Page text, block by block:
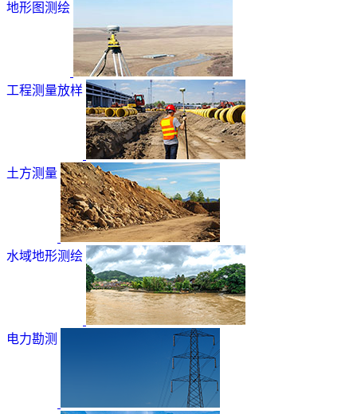
地形图测绘
工程测量放样
土方测量
水域地形测绘
电力勘测